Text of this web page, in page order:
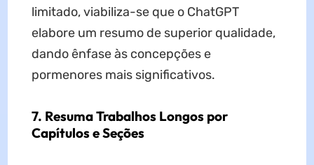
limitado, viabiliza-se que o ChatGPT
elabore um resumo de superior qualidade,
dando ênfase às concepções e
pormenores mais significativos.
7. Resuma Trabalhos Longos por
Capítulos e Seções